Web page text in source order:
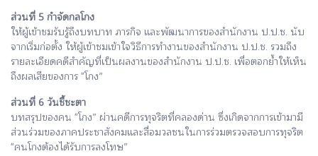
ส่วนที่ 5 กำจัดกลโกง
ให้ผู้เข้าชมรับรู้ถึงบทบาท ภารกิจ และพัฒนาการของสำนักงาน ป.ป.ช. นับ
จากเริ่มก่อตั้ง ให้ผู้เข้าชมเข้าใจวิธีการทำงานของสำนักงาน ป.ป.ช. รวมถึง
รายละเอียดคดีสำคัญที่เป็นผลงานของสำนักงาน ป.ป.ช. เพื่อตอกย้ำให้เห็น
ถึงผลเสียของการ "โกง”
ส่วนที่ 6 วันชี้ชะตา
บทสรุปของคน "โกง” ผ่านคดีการทุจริตที่คลองด่าน ซึ่งเกิดจากการเข้ามามี
ส่วนร่วมของภาคประชาสังคมและสื่อมวลชนในการร่วมตรวจสอบการทุจริต
"คนโกงต้องได้รับการลงโทษ”